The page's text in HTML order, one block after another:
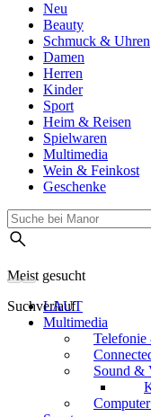
Neu
Beauty
Schmuck & Uhren
Damen
Herren
Kinder
Sport
Heim & Reisen
Spielwaren
Multimedia
Wein & Feinkost
Geschenke
Meist gesucht
Suchverlauf
LAUT
Multimedia
Sound &